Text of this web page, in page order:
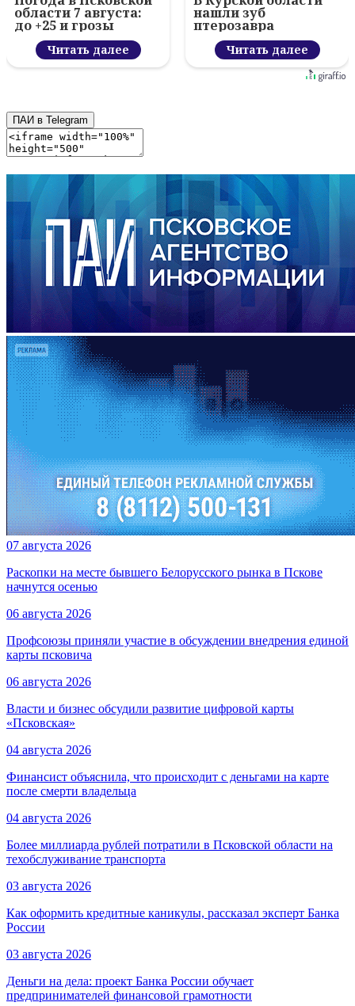
области 7 августа:
до +25 и грозы
Читать далее
нашли зуб
птерозавра
Читать далее
ПАИ в Telegram
07 августа 2026
Раскопки на месте бывшего Белорусского рынка в Пскове
начнутся осенью
06 августа 2026
Профсоюзы приняли участие в обсуждении внедрения единой
карты псковича
06 августа 2026
Власти и бизнес обсудили развитие цифровой карты
«Псковская»
04 августа 2026
Финансист объяснила, что происходит с деньгами на карте
после смерти владельца
04 августа 2026
Более миллиарда рублей потратили в Псковской области на
техобслуживание транспорта
03 августа 2026
Как оформить кредитные каникулы, рассказал эксперт Банка
России
03 августа 2026
Деньги на дела: проект Банка России обучает
предпринимателей финансовой грамотности